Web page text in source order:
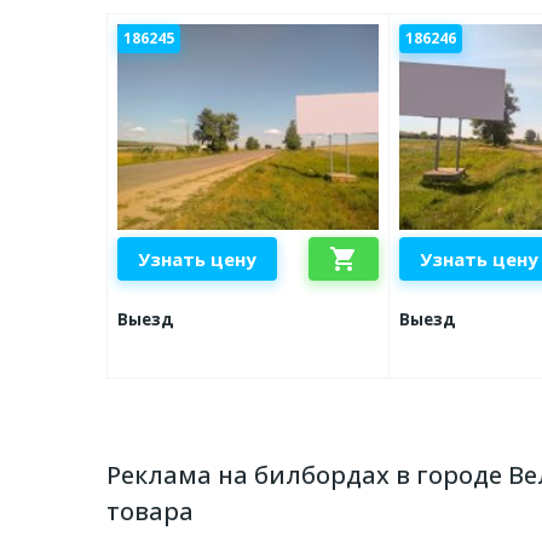
186245
Узнать цену shopping_cart
Выезд
186246
Узнать цену
Выезд
Реклама на билбордах в городе
товара